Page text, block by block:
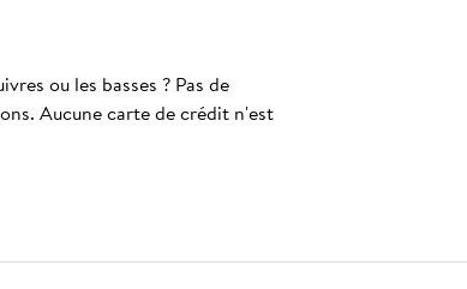
ou les basses ? Pas de
Aucune carte de crédit n'est